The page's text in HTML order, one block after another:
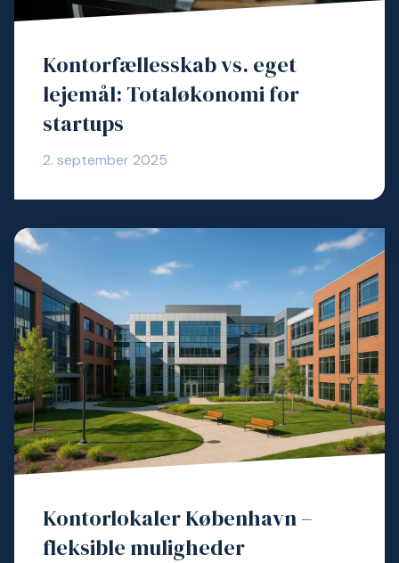
Kontorfællesskab vs. eget
lejemål: Totaløkonomi for
startups
2. september 2025
Kontorlokaler København –
fleksible muligheder